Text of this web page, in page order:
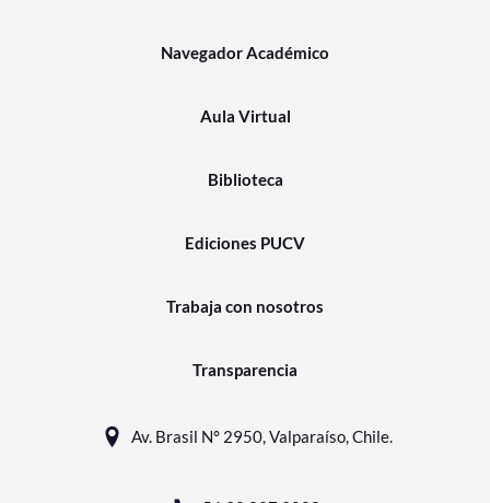
Navegador Académico
Aula Virtual
Biblioteca
Ediciones PUCV
Trabaja con nosotros
Transparencia
Av. Brasil N° 2950, Valparaíso, Chile.